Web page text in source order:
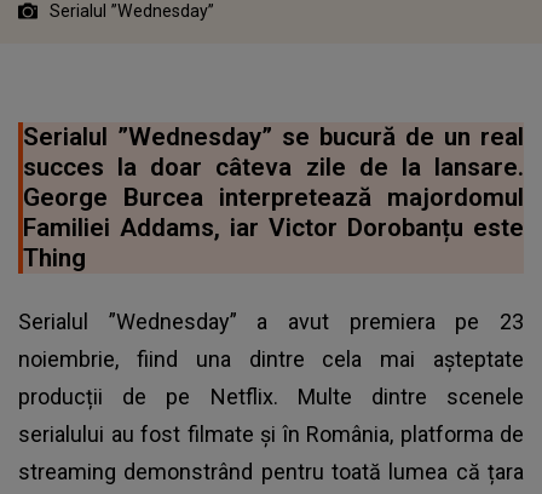
Serialul ”Wednesday”
Serialul ”Wednesday” se bucură de un real
succes la doar câteva zile de la lansare.
George Burcea interpretează majordomul
Familiei Addams, iar Victor Dorobanțu este
Thing
Serialul ”Wednesday” a avut premiera pe 23
noiembrie, fiind una dintre cela mai așteptate
producții de pe Netflix. Multe dintre scenele
serialului au fost filmate și în România, platforma de
streaming demonstrând pentru toată lumea că țara